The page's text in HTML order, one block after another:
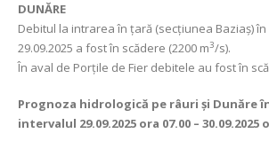
DUNĂRE
Debitul la intrarea în țară (secțiunea Baziaș) în
29.09.2025 a fost în scădere (2200 m3/s).
În aval de Porţile de Fier debitele au fost în
Prognoza hidrologică pe râuri și Dunăre
intervalul 29.09.2025 ora 07.00 – 30.09.2025